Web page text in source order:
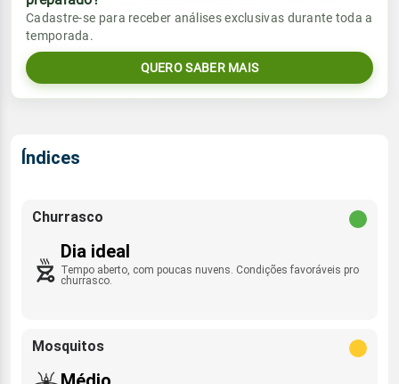
Umidade do ar
51%90%
Rajada de vento
Sol
06:45h às 18:00h
Lua
Chuva
0.0mm
Umidade do ar
Vento
SE - 19km/h
Rajada de vento
Sol
Cadastre-se para receber análises exclusivas durante toda a
temporada.
QUERO SABER MAIS
Índices
Churrasco
Dia ideal
Tempo aberto, com poucas nuvens. Condições favoráveis pro
churrasco.
Mosquitos